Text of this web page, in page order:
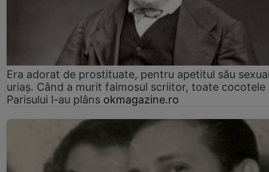
Era adorat de prostituate, pentru apetitul său
uriaș. Când a murit faimosul scriitor, toate cocotele
Parisului l-au plâns okmagazine.ro